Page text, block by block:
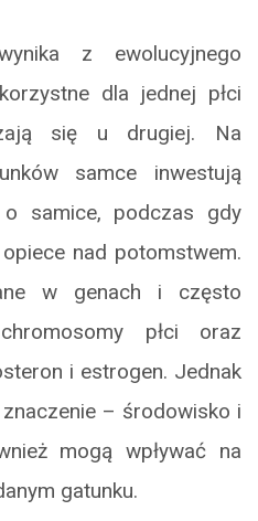
z ewolucyjnego
dla jednej płci
się u drugiej. Na
samce inwestują
samice, podczas gdy
nad potomstwem.
w genach i często
płci oraz
i estrogen. Jednak
– środowisko i
mogą wpływać na
gatunku.